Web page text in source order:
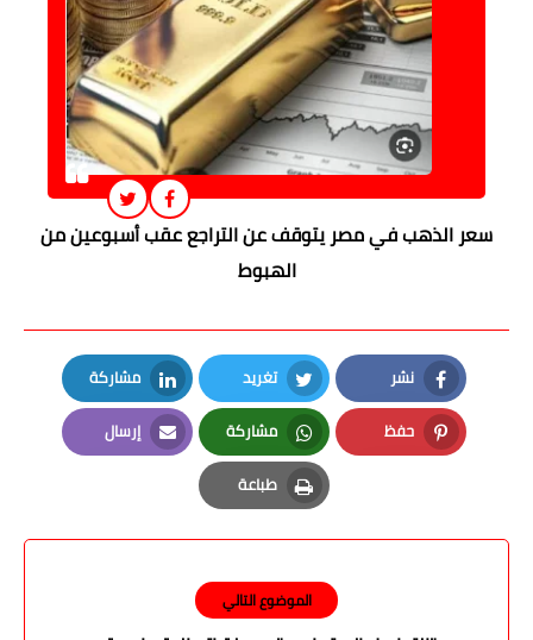
سعر الذهب في مصر يتوقف عن التراجع عقب أسبوعين من
الهبوط
نشر
Facebook
تغريد
Twitter
مشاركة
LinkedIn
حفظ
Pinterest
مشاركة
Whatsapp
إرسال
Email
طباعة
Print
الموضوع التالي